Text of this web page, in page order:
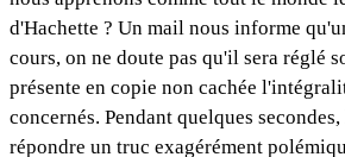
d'Hachette ? Un mail nous informe
cours, on ne doute pas qu'il sera réglé
présente en copie non cachée
concernés. Pendant quelques
répondre un truc exagérément